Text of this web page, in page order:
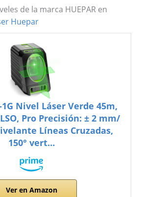
de la marca HUEPAR en
Huepar
Nivel Láser Verde 45m,
Pro Precisión: ± 2 mm/
Líneas Cruzadas,
150° vert…
Ver en Amazon